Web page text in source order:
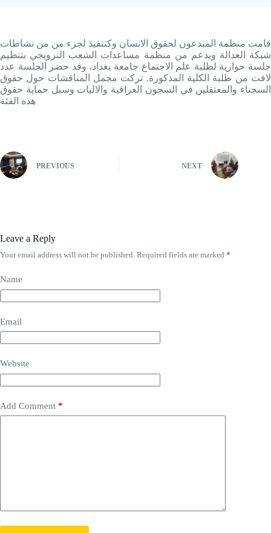
قامت منظمة المبدعون لحقوق الانسان وکتنفيذ لجزء من من نشاطات
شبکة العدالة وبدعم من منظمة مساعدات الشعب النرويجي بتنظيم
جلسة حوارية لطلبة علم الاجتماع جامعة بغداد، وقد حضر الجلسة عدد
لافت من طلبة الكلية المذکورة. ترکت مجمل المناقشات حول حقوق
السجناء والمعتقلين في السجون العراقية والاليات وسبل حماية حقوق
هذه الفئة
PREVIOUS NEXT
Leave a Reply
Your email address will not be published. Required fields are marked *
Name
Email
Website
Add Comment *